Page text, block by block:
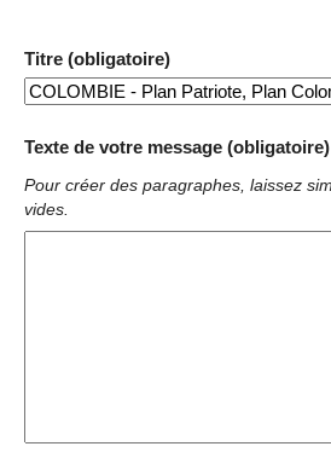
Titre (obligatoire)
Texte de votre message (obligatoire)
Pour créer des paragraphes, laissez
vides.